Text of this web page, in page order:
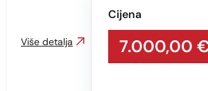
Cijena
7.000,00
Više detalja